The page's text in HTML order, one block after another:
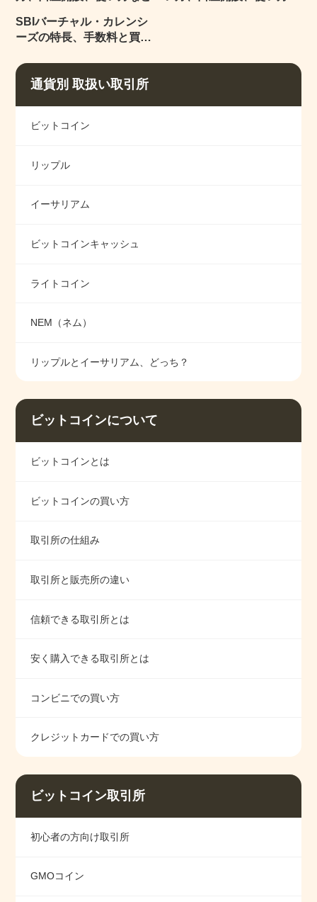
SBIバーチャル・カレンシ
ーズの特長、手数料と買い
通貨別 取扱い取引所
ビットコイン
リップル
イーサリアム
ビットコインキャッシュ
ライトコイン
NEM（ネム）
リップルとイーサリアム、どっち？
ビットコインについて
ビットコインとは
ビットコインの買い方
取引所の仕組み
取引所と販売所の違い
信頼できる取引所とは
安く購入できる取引所とは
コンビニでの買い方
クレジットカードでの買い方
ビットコイン取引所
初心者の方向け取引所
GMOコイン